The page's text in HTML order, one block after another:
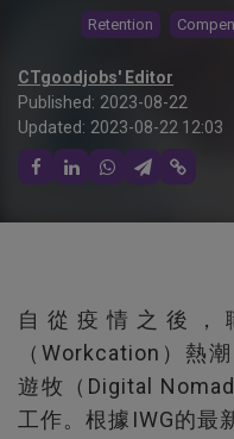
Retention
CTgoodjobs' Editor
Published: 2023-08-22
Updated: 2023-08-22 12:03
自從疫情之後，
（Workcation）熱
遊牧（Digital
工作。根據IWG的最